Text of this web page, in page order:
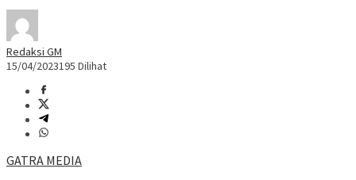
Redaksi GM
15/04/2023195 Dilihat
GATRA MEDIA